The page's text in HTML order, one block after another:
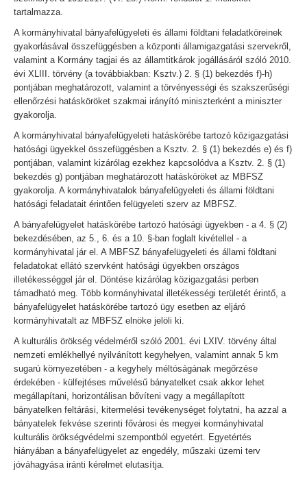
tartalmazza.
A kormányhivatal bányafelügyeleti és állami földtani feladatköreinek
gyakorlásával összefüggésben a központi államigazgatási szervekről,
valamint a Kormány tagjai és az államtitkárok jogállásáról szóló 2010.
évi XLIII. törvény (a továbbiakban: Ksztv.) 2. § (1) bekezdés f)-h)
pontjában meghatározott, valamint a törvényességi és szakszerűségi
ellenőrzési hatásköröket szakmai irányító miniszterként a miniszter
gyakorolja.
A kormányhivatal bányafelügyeleti hatáskörébe tartozó közigazgatási
hatósági ügyekkel összefüggésben a Ksztv. 2. § (1) bekezdés e) és f)
pontjában, valamint kizárólag ezekhez kapcsolódva a Ksztv. 2. § (1)
bekezdés g) pontjában meghatározott hatásköröket az MBFSZ
gyakorolja. A kormányhivatalok bányafelügyeleti és állami földtani
hatósági feladatait érintően felügyeleti szerv az MBFSZ.
A bányafelügyelet hatáskörébe tartozó hatósági ügyekben - a 4. § (2)
bekezdésében, az 5., 6. és a 10. §-ban foglalt kivétellel - a
kormányhivatal jár el. A MBFSZ bányafelügyeleti és állami földtani
feladatokat ellátó szervként hatósági ügyekben országos
illetékességgel jár el. Döntése kizárólag közigazgatási perben
támadható meg. Több kormányhivatal illetékességi területét érintő, a
bányafelügyelet hatáskörébe tartozó ügy esetben az eljáró
kormányhivatalt az MBFSZ elnöke jelöli ki.
A kulturális örökség védelméről szóló 2001. évi LXIV. törvény által
nemzeti emlékhellyé nyilvánított kegyhelyen, valamint annak 5 km
sugarú környezetében - a kegyhely méltóságának megőrzése
érdekében - külfejtéses művelésű bányatelket csak akkor lehet
megállapítani, horizontálisan bővíteni vagy a megállapított
bányatelken feltárási, kitermelési tevékenységet folytatni, ha azzal a
bányatelek fekvése szerinti fővárosi és megyei kormányhivatal
kulturális örökségvédelmi szempontból egyetért. Egyetértés
hiányában a bányafelügyelet az engedély, műszaki üzemi terv
jóváhagyása iránti kérelmet elutasítja.